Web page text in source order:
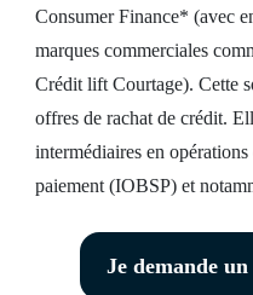
Consumer Finance* (avec
marques commerciales
Crédit lift Courtage). Cette
offres de rachat de crédit.
intermédiaires en
paiement (IOBSP) et
Je demande
Espace
client
contacter